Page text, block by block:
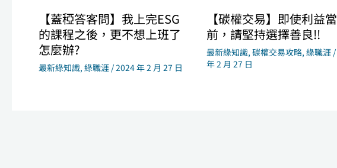
【蓋稏答客問】我上完ESG
的課程之後，更不想上班了
怎麼辦?
最新綠知識, 綠職涯 /2024 年 2 月 27 日
【碳權交易】即使利益當
前，請堅持選擇善良!!
最新綠知識, 碳權交易攻略, 綠職涯/
年 2 月 27 日